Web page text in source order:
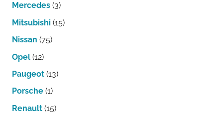
Mercedes (3)
Mitsubishi (15)
Nissan (75)
Opel (12)
Paugeot (13)
Porsche (1)
Renault (15)